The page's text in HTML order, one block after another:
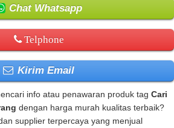
Chat Whatsapp
Telphone
Kirim Email
info atau penawaran produk tag Cari
dengan harga murah kualitas terbaik?
supplier terpercaya yang menjual